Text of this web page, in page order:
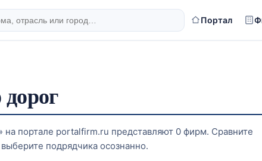
Портал
на портале portalfirm.ru представляют 0 фирм. Сравните
подрядчика осознанно.